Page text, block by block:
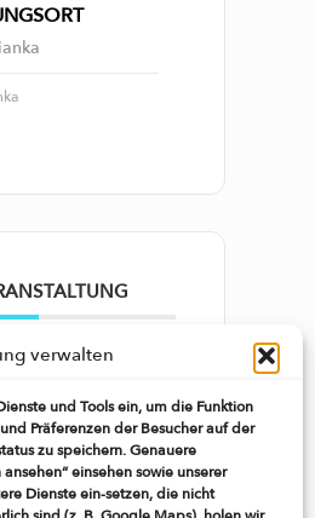
verwalten
und Tools ein, um die Funktion
Präferenzen der Besucher auf der
zu speichern. Genauere
einsehen sowie unserer
Dienste ein-setzen, die nicht